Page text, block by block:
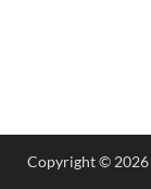
Copyright © 2026